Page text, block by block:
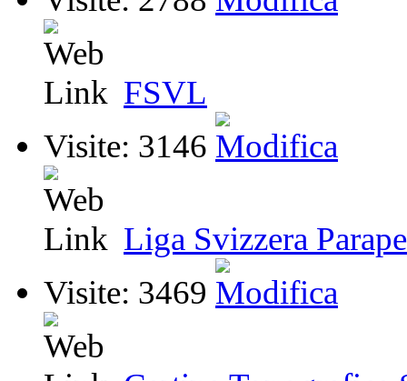
FSVL
Visite: 3146
Liga Svizzera
Visite: 3469